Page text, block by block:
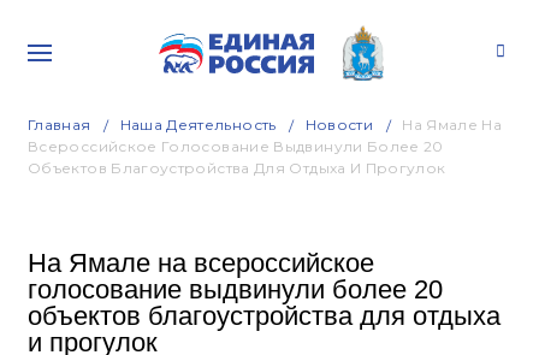
Главная Наша Деятельность Новости
На Ямале На
Всероссийское Голосование Выдвинули Более 20
Объектов Благоустройства Для Отдыха И Прогулок
На Ямале на всероссийское
голосование выдвинули более 20
объектов благоустройства для отдыха
и прогулок